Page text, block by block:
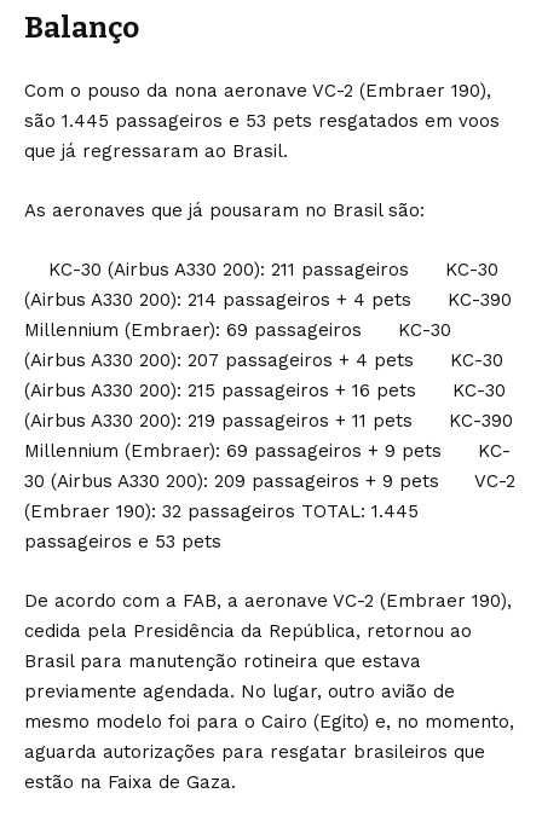
Balanço
Com o pouso da nona aeronave VC-2 (Embraer 190),
são 1.445 passageiros e 53 pets resgatados em voos
que já regressaram ao Brasil.
As aeronaves que já pousaram no Brasil são:
KC-30 (Airbus A330 200): 211 passageiros KC-30
(Airbus A330 200): 214 passageiros + 4 pets KC-390
Millennium (Embraer): 69 passageiros KC-30
(Airbus A330 200): 207 passageiros + 4 pets KC-30
(Airbus A330 200): 215 passageiros + 16 pets KC-30
(Airbus A330 200): 219 passageiros + 11 pets KC-390
Millennium (Embraer): 69 passageiros + 9 pets KC-
30 (Airbus A330 200): 209 passageiros + 9 pets VC-2
(Embraer 190): 32 passageiros TOTAL: 1.445
passageiros e 53 pets
De acordo com a FAB, a aeronave VC-2 (Embraer 190),
cedida pela Presidência da República, retornou ao
Brasil para manutenção rotineira que estava
previamente agendada. No lugar, outro avião de
mesmo modelo foi para o Cairo (Egito) e, no momento,
aguarda autorizações para resgatar brasileiros que
estão na Faixa de Gaza.